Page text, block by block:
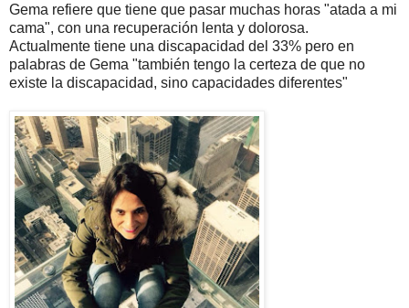
Gema refiere que tiene que pasar muchas horas "atada a mi
cama", con una recuperación lenta y dolorosa.
Actualmente tiene una discapacidad del 33% pero en
palabras de Gema "también tengo la certeza de que no
existe la discapacidad, sino capacidades diferentes"